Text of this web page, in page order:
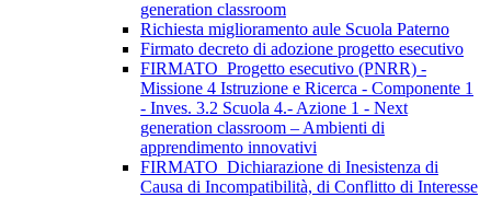
generation classroom
Richiesta miglioramento aule Scuola Paterno
Firmato decreto di adozione progetto esecutivo
FIRMATO_Progetto esecutivo (PNRR) -
Missione 4 Istruzione e Ricerca - Componente 1
- Inves. 3.2 Scuola 4.- Azione 1 - Next
generation classroom – Ambienti di
apprendimento innovativi
FIRMATO_Dichiarazione di Inesistenza di
Causa di Incompatibilità, di Conflitto di Interesse